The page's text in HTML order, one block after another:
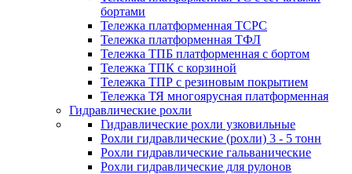
бортами
Тележка платформенная ТСРС
Тележка платформенная ТФЛ
Тележка ТПБ платформенная с бортом
Тележка ТПК с корзиной
Тележка ТПР с резиновым покрытием
Тележка ТЯ многоярусная платформенная
Гидравлические рохли
Гидравлические рохли узковильные
Рохли гидравлические (рохли) 3 - 5 тонн
Рохли гидравлические гальванические
Рохли гидравлические для рулонов